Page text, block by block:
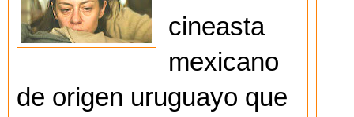
cineasta
mexicano
de origen uruguayo que